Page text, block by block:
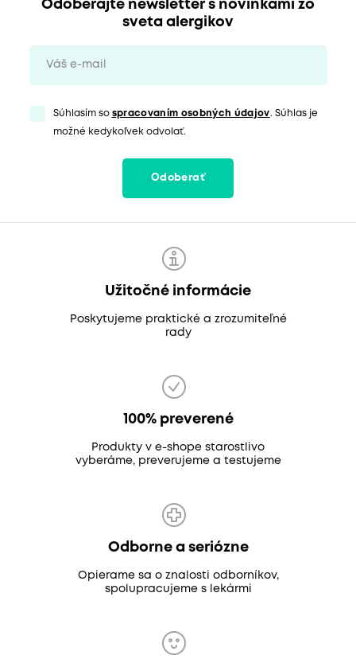
Odoberajte newsletter s novinkami zo
sveta alergikov
Súhlasím so spracovaním osobných údajov. Súhlas je
možné kedykoľvek odvolať.
Odoberať
Užitočné informácie
Poskytujeme praktické a zrozumiteľné
rady
100% preverené
Produkty v e-shope starostlivo
vyberáme, preverujeme a testujeme
Odborne a seriózne
Opierame sa o znalosti odborníkov,
spolupracujeme s lekármi